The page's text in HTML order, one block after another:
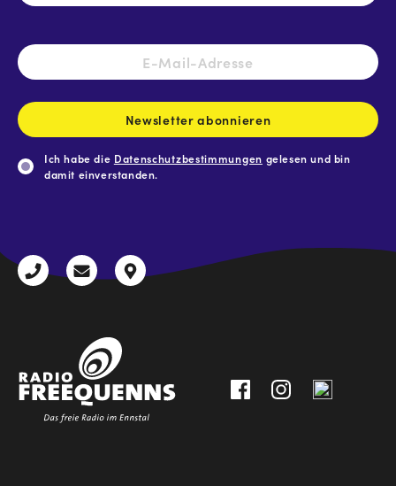
E-
Mail-
Newsletter abonnieren
Ich habe die Datenschutzbestimmungen gelesen und bin
damit einverstanden.
+43
radio@freequenns.at
Kulturhausstraße